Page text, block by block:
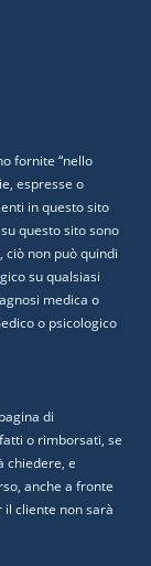
fornite “nello
espresse o
in questo sito
questo sito sono
non può quindi
su qualsiasi
medica o
o psicologico
di
o rimborsati, se
chiedere, e
anche a fronte
cliente non sarà